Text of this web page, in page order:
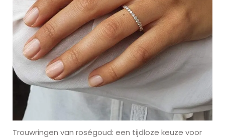
Trouwringen van roségoud: een tijdloze keuze voor